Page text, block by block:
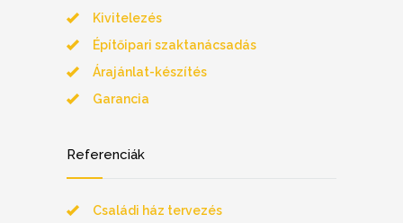
Kivitelezés
Építőipari szaktanácsadás
Árajánlat-készítés
Garancia
Referenciák
Családi ház tervezés